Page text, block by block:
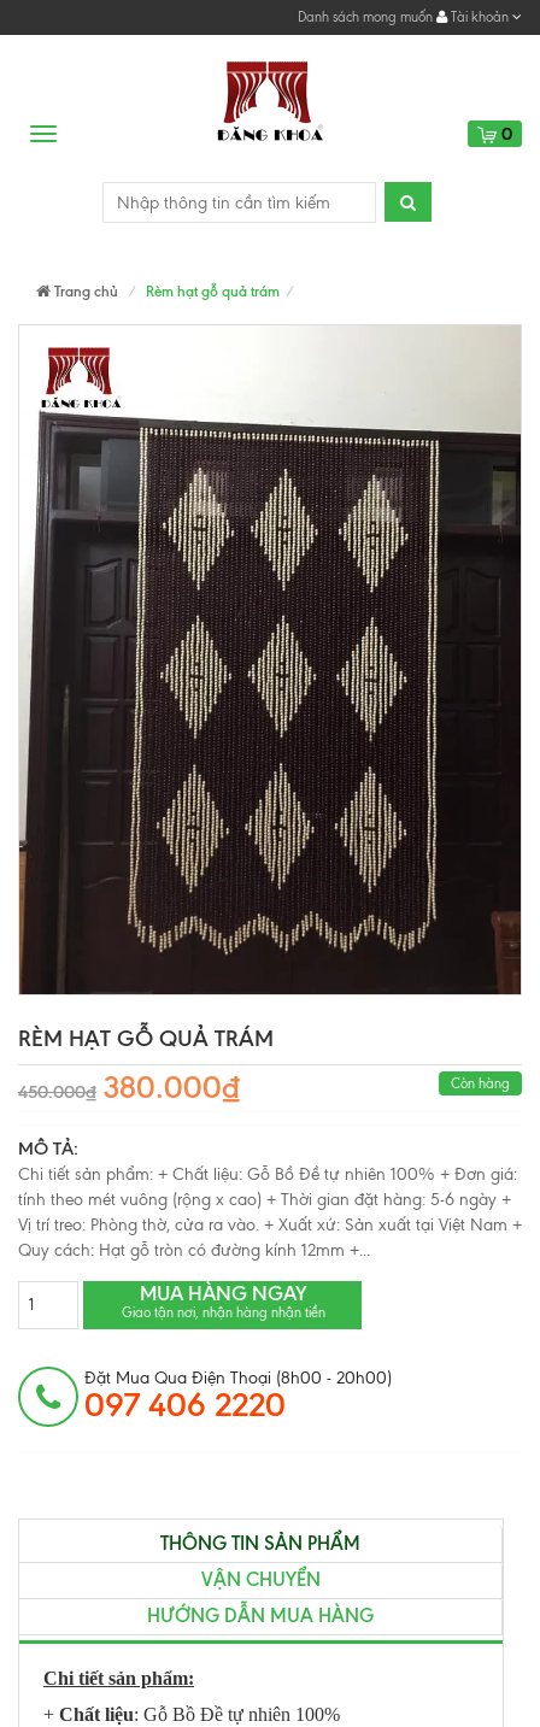
Danh sách mong muốn Tài khoản
Menu 0
Trang chủ Rèm hạt gỗ quả trám
RÈM HẠT GỖ QUẢ TRÁM
450.000₫ 380.000₫ Còn hàng
MÔ TẢ:
Chi tiết sản phẩm: + Chất liệu: Gỗ Bồ Đề tự nhiên 100% + Đơn giá:
tính theo mét vuông (rộng x cao) + Thời gian đặt hàng: 5-6 ngày +
Vị trí treo: Phòng thờ, cửa ra vào. + Xuất xứ: Sản xuất tại Việt Nam +
Quy cách: Hạt gỗ tròn có đường kính 12mm +...
MUA HÀNG NGAY
Giao tận nơi, nhận hàng nhận tiền
Đặt Mua Qua Điện Thoại (8h00 - 20h00)
097 406 2220
THÔNG TIN SẢN PHẨM
VẬN CHUYỂN
HƯỚNG DẪN MUA HÀNG
Chi tiết sản phẩm:
+ Chất liệu: Gỗ Bồ Đề tự nhiên 100%